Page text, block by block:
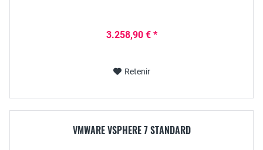
3.258,90 € *
Retenir
VMWARE VSPHERE 7 STANDARD